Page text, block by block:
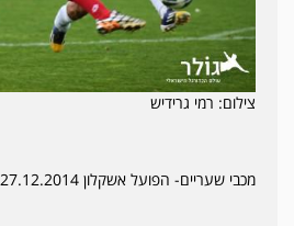
צילום: רמי גרידיש
מכבי שעריים- הפועל אשקלון 27.12.2014